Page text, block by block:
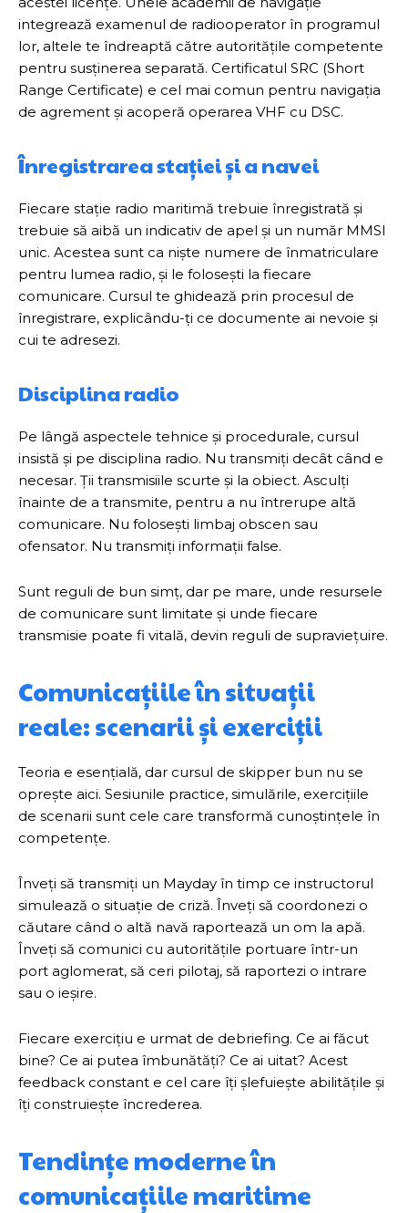
integrează examenul de radiooperator în programul
lor, altele te îndreaptă către autoritățile competente
pentru susținerea separată. Certificatul SRC (Short
Range Certificate) e cel mai comun pentru navigația
de agrement și acoperă operarea VHF cu DSC.
Înregistrarea stației și a navei
Fiecare stație radio maritimă trebuie înregistrată și
trebuie să aibă un indicativ de apel și un număr MMSI
unic. Acestea sunt ca niște numere de înmatriculare
pentru lumea radio, și le folosești la fiecare
comunicare. Cursul te ghidează prin procesul de
înregistrare, explicându-ți ce documente ai nevoie și
cui te adresezi.
Disciplina radio
Pe lângă aspectele tehnice și procedurale, cursul
insistă și pe disciplina radio. Nu transmiți decât când e
necesar. Ții transmisiile scurte și la obiect. Asculți
înainte de a transmite, pentru a nu întrerupe altă
comunicare. Nu folosești limbaj obscen sau
ofensator. Nu transmiți informații false.
Sunt reguli de bun simț, dar pe mare, unde resursele
de comunicare sunt limitate și unde fiecare
transmisie poate fi vitală, devin reguli de supraviețuire.
Comunicațiile în situații
reale: scenarii și exerciții
Teoria e esențială, dar cursul de skipper bun nu se
oprește aici. Sesiunile practice, simulările, exercițiile
de scenarii sunt cele care transformă cunoștințele în
competențe.
Înveți să transmiți un Mayday în timp ce instructorul
simulează o situație de criză. Înveți să coordonezi o
căutare când o altă navă raportează un om la apă.
Înveți să comunici cu autoritățile portuare într-un
port aglomerat, să ceri pilotaj, să raportezi o intrare
sau o ieșire.
Fiecare exercițiu e urmat de debriefing. Ce ai făcut
bine? Ce ai putea îmbunătăți? Ce ai uitat? Acest
feedback constant e cel care îți șlefuiește abilitățile și
îți construiește încrederea.
Tendințe moderne în
comunicațiile maritime